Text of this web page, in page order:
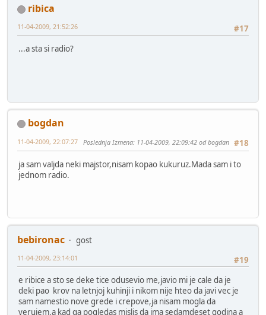
ribica
#17
11-04-2009, 21:52:26
...a sta si radio?
bogdan
#18
11-04-2009, 22:07:27 Poslednja Izmena: 11-04-2009, 22:09:42 od bogdan
ja sam valjda neki majstor,nisam kopao kukuruz.Mada sam i to
jednom radio.
bebironac
gost
#19
11-04-2009, 23:14:01
e ribice a sto se deke tice odusevio me,javio mi je cale da je
deki pao krov na letnjoj kuhinji i nikom nije hteo da javi vec je
sam namestio nove grede i crepove,ja nisam mogla da
verujem,a kad ga pogledas mislis da ima sedamdeset godina a